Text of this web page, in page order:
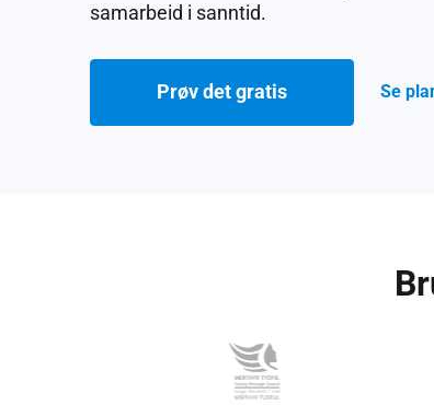
samarbeid i sanntid.
Prøv det gratis Se